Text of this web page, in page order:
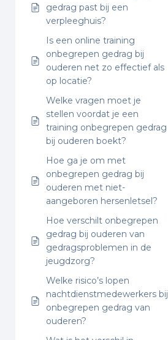
gedrag past bij een
verpleeghuis?
Is een online training
onbegrepen gedrag bij
ouderen net zo effectief als
op locatie?
Welke vragen moet je
stellen voordat je een
training onbegrepen gedrag
bij ouderen boekt?
Hoe ga je om met
onbegrepen gedrag bij
ouderen met niet-
aangeboren hersenletsel?
Hoe verschilt onbegrepen
gedrag bij ouderen van
gedragsproblemen in de
jeugdzorg?
Welke risico’s lopen
nachtdienstmedewerkers bij
onbegrepen gedrag van
ouderen?